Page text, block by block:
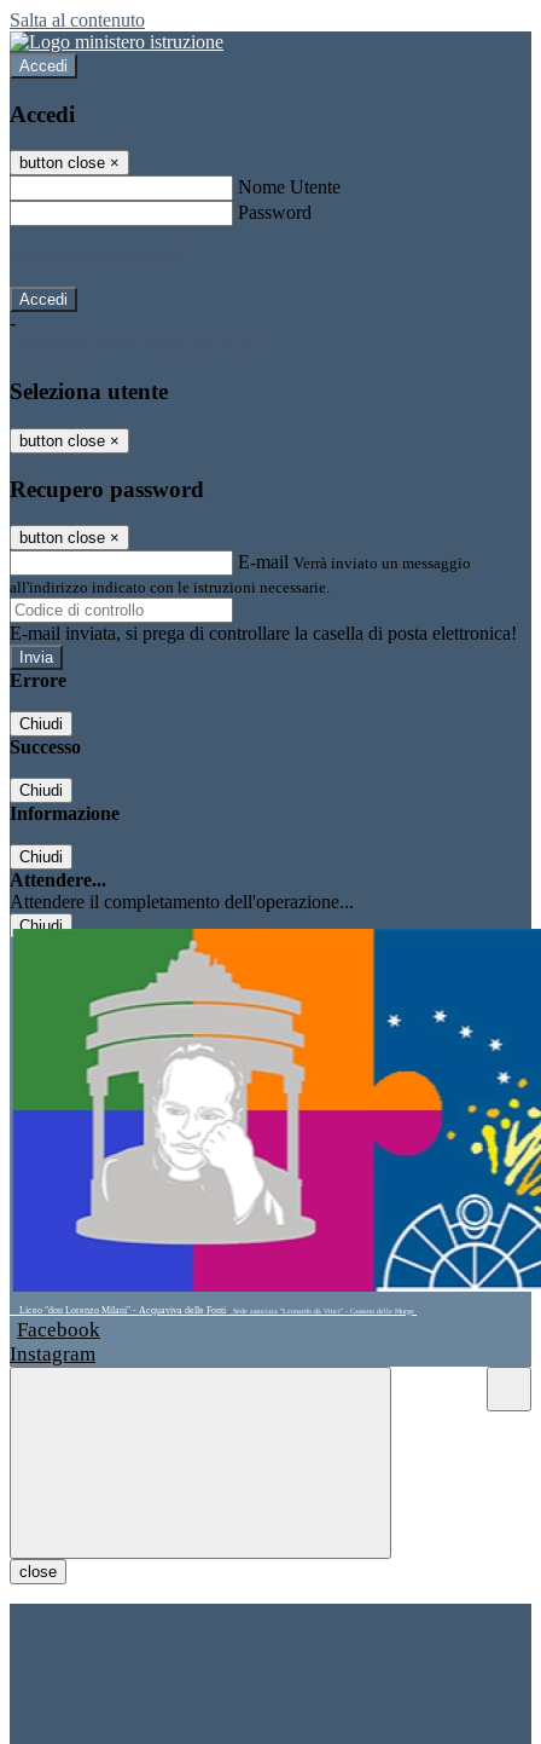
Salta al contenuto
Accedi
Accedi
button close ×
Nome Utente
Password
-
Seleziona utente
button close ×
Recupero password
button close ×
E-mail Verrà inviato un messaggio
all'indirizzo indicato con le istruzioni necessarie.
E-mail inviata, si prega di controllare la casella di posta elettronica!
Errore
Chiudi
Successo
Chiudi
Informazione
Chiudi
Attendere...
Attendere il completamento dell'operazione...
Chiudi
Liceo "don Lorenzo Milani" - Acquaviva delle Fonti Sede associata "Leonardo da Vinci" - Cassano delle Murge
Facebook
Instagram
close